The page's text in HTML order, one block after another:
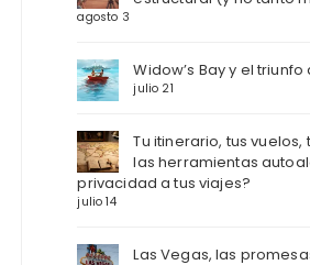
agosto 3
Widow’s Bay y el
julio 21
Tu itinerario, tus vuelos,
las herramientas
privacidad a tus viajes?
julio 14
Las Vegas, las